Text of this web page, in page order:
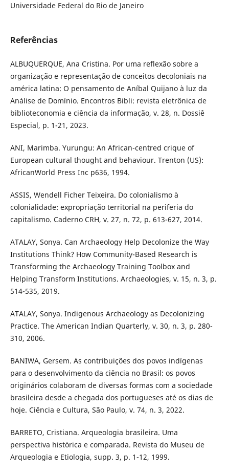
Universidade Federal do Rio de Janeiro
Referências
ALBUQUERQUE, Ana Cristina. Por uma reflexão sobre a
organização e representação de conceitos decoloniais na
américa latina: O pensamento de Aníbal Quijano à luz da
Análise de Domínio. Encontros Bibli: revista eletrônica de
biblioteconomia e ciência da informação, v. 28, n. Dossiê
Especial, p. 1-21, 2023.
ANI, Marimba. Yurungu: An African-centred crique of
European cultural thought and behaviour. Trenton (US):
AfricanWorld Press Inc p636, 1994.
ASSIS, Wendell Ficher Teixeira. Do colonialismo à
colonialidade: expropriação territorial na periferia do
capitalismo. Caderno CRH, v. 27, n. 72, p. 613-627, 2014.
ATALAY, Sonya. Can Archaeology Help Decolonize the Way
Institutions Think? How Community-Based Research is
Transforming the Archaeology Training Toolbox and
Helping Transform Institutions. Archaeologies, v. 15, n. 3, p.
514-535, 2019.
ATALAY, Sonya. Indigenous Archaeology as Decolonizing
Practice. The American Indian Quarterly, v. 30, n. 3, p. 280-
310, 2006.
BANIWA, Gersem. As contribuições dos povos indígenas
para o desenvolvimento da ciência no Brasil: os povos
originários colaboram de diversas formas com a sociedade
brasileira desde a chegada dos portugueses até os dias de
hoje. Ciência e Cultura, São Paulo, v. 74, n. 3, 2022.
BARRETO, Cristiana. Arqueologia brasileira. Uma
perspectiva histórica e comparada. Revista do Museu de
Arqueologia e Etiologia, supp. 3, p. 1-12, 1999.